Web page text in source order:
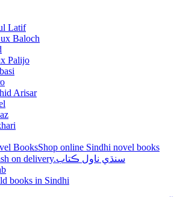
Latif
Baloch
Palijo
Arisar
BooksShop online Sindhi novel books
through cash on delivery.سنڌي ناول ڪتاب
books in Sindhi